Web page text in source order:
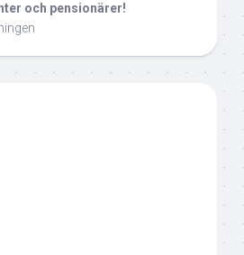
och pensionärer!